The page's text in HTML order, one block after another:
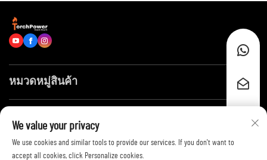
หมวดหมู่สินค้า
ติดต่อเรา
We value your privacy
We use cookies and similar tools to provide our services. If you don't want to
accept all cookies, click Personalize cookies.